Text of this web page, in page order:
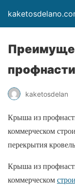
kaketosdelan
Крыша из
коммерческом
перекрытия
Крыша из
коммерческом